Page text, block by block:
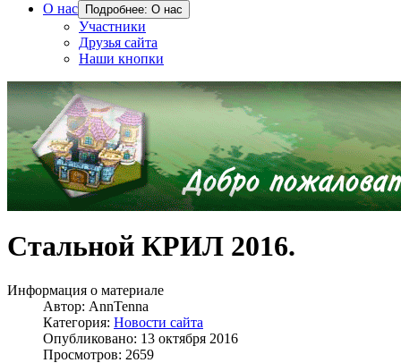
О нас
Подробнее: О нас
Участники
Друзья сайта
Наши кнопки
Стальной КРИЛ 2016.
Информация о материале
Автор: AnnTenna
Категория: Новости сайта
Опубликовано: 13 октября 2016
Просмотров: 2659